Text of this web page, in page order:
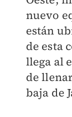
nuevo
están
de esta
llega al
de
baja de